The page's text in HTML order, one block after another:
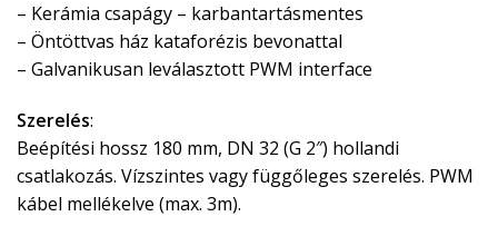
– Kerámia csapágy – karbantartásmentes
– Öntöttvas ház kataforézis bevonattal
– Galvanikusan leválasztott PWM interface
Szerelés:
Beépítési hossz 180 mm, DN 32 (G 2″) hollandi
csatlakozás. Vízszintes vagy függőleges szerelés. PWM
kábel mellékelve (max. 3m).